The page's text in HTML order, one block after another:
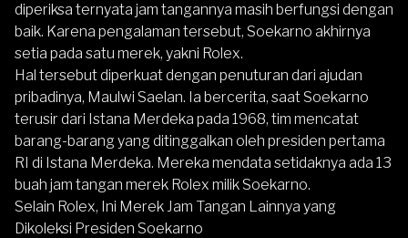
diperiksa ternyata jam tangannya masih berfungsi dengan
baik. Karena pengalaman tersebut, Soekarno akhirnya
setia pada satu merek, yakni Rolex.
Hal tersebut diperkuat dengan penuturan dari ajudan
pribadinya, Maulwi Saelan. Ia bercerita, saat Soekarno
terusir dari Istana Merdeka pada 1968, tim mencatat
barang-barang yang ditinggalkan oleh presiden pertama
RI di Istana Merdeka. Mereka mendata setidaknya ada 13
buah jam tangan merek Rolex milik Soekarno.
Selain Rolex, Ini Merek Jam Tangan Lainnya yang
Dikoleksi Presiden Soekarno